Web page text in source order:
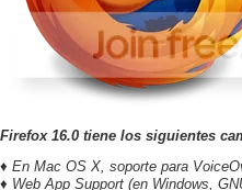
Firefox 16.0 tiene los siguientes
♦ En Mac OS X, soporte para
♦ Web App Support (en Windows,